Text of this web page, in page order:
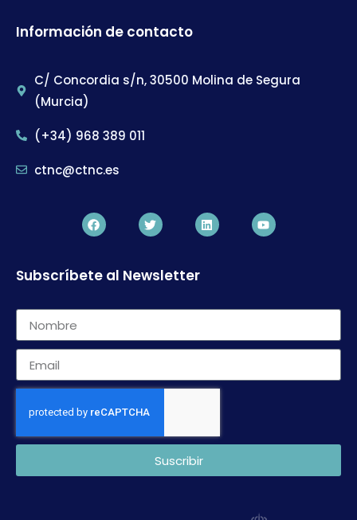
Información de contacto
C/ Concordia s/n, 30500 Molina de Segura
(Murcia)
(+34) 968 389 011
ctnc@ctnc.es
Subscríbete al Newsletter
Suscribir